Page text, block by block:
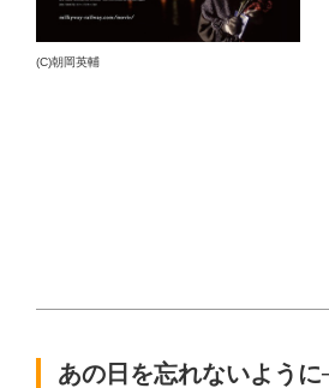
(C)朝岡英輔
あの日を忘れないよう